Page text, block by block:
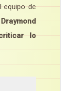
equipo de
Draymond
lo